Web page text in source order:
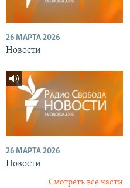
26 МАРТА 2026
Новости
26 МАРТА 2026
Новости
Смотреть все части